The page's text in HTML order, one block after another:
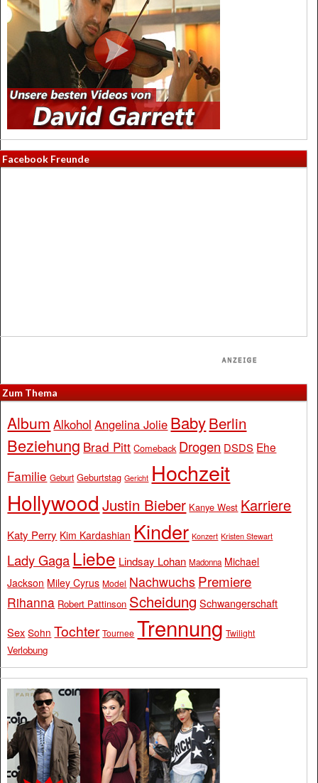
Facebook Freunde
Zum Thema
Album Alkohol Angelina Jolie BabyBerlin
Beziehung Brad Pitt Comeback Drogen DSDS Ehe
Familie Geburt Geburtstag Gericht Hochzeit
Hollywood Justin Bieber Kanye West Karriere
Katy Perry Kim Kardashian Kinder Konzert Kristen Stewart
Lady Gaga Liebe Lindsay Lohan Madonna Michael
Jackson Miley Cyrus Model Nachwuchs Premiere
Rihanna Robert Pattinson Scheidung Schwangerschaft
Sex Sohn Tochter Tournee Trennung Twilight
Verlobung